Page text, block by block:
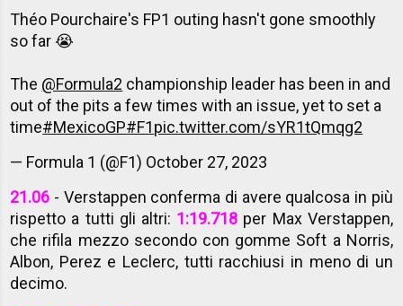
Théo Pourchaire's FP1 outing hasn't gone smoothly
so far 😭
The @Formula2 championship leader has been in and
out of the pits a few times with an issue, yet to set a
time#MexicoGP#F1pic.twitter.com/sYR1tQmqg2
— Formula 1 (@F1) October 27, 2023
21.06 - Verstappen conferma di avere qualcosa in più
rispetto a tutti gli altri: 1:19.718 per Max Verstappen,
che rifila mezzo secondo con gomme Soft a Norris,
Albon, Perez e Leclerc, tutti racchiusi in meno di un
decimo.